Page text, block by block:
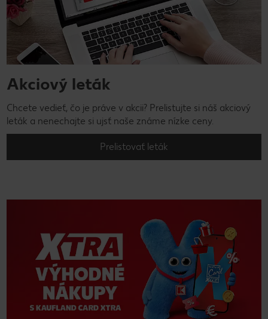
Akciový leták
Chcete vedieť, čo je práve v akcii? Prelistujte si náš akciový
leták a nenechajte si ujsť naše známe nízke ceny.
Prelistovať leták